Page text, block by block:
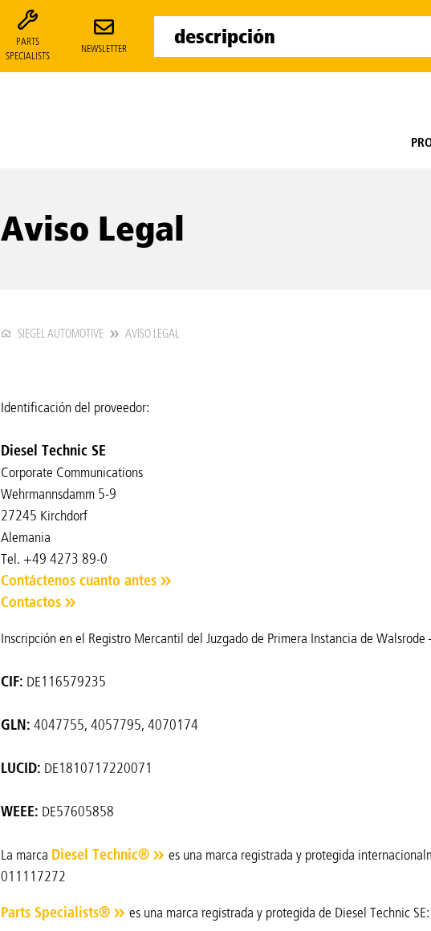
PARTS
SPECIALISTS
NEWSLETTER
Aviso Legal
SIEGEL AUTOMOTIVE AVISO LEGAL
Identificación del proveedor:
Diesel Technic SE
Corporate Communications
Wehrmannsdamm 5-9
27245 Kirchdorf
Alemania
Tel. +49 4273 89-0
Contáctenos cuanto antes
Contactos
Inscripción en el Registro Mercantil del Juzgado de Primera Instancia de
CIF: DE116579235
GLN: 4047755, 4057795, 4070174
LUCID: DE1810717220071
WEEE: DE57605858
La marca Diesel Technic®
es una marca registrada y protegida
011117272
Parts Specialists® es una marca registrada y protegida de Diesel Technic